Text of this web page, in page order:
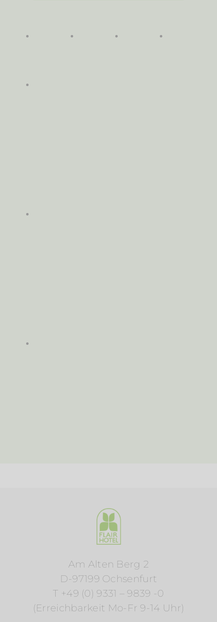
Am Alten Berg 2
D-97199 Ochsenfurt
T +49 (0) 9331 – 9839 -0
(Erreichbarkeit Mo-Fr 9-14 Uhr)